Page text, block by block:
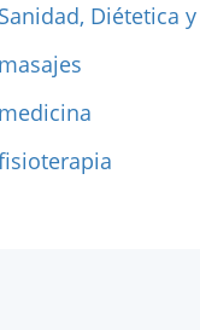
Diétetica